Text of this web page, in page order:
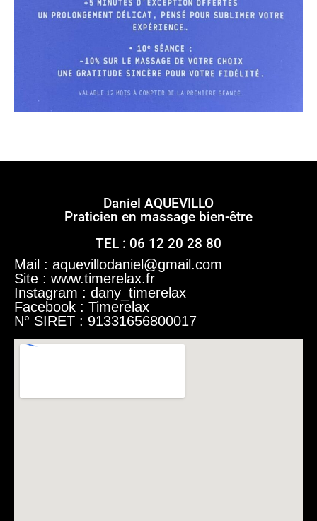
Daniel AQUEVILLO
Praticien en massage bien-être
TEL : 06 12 20 28 80
Mail : aquevillodaniel@gmail.com
Site : www.timerelax.fr
Instagram : dany_timerelax
Facebook : Timerelax
N° SIRET : 91331656800017